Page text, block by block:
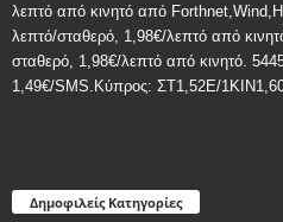
λεπτό από κινητό από
λεπτό/σταθερό, 1,98€/λεπτό από
σταθερό, 1,98€/λεπτό από κινητό.
1,49€/SMS.Κύπρος: ΣT1,52E/
Δημοφιλείς Κατηγορίες